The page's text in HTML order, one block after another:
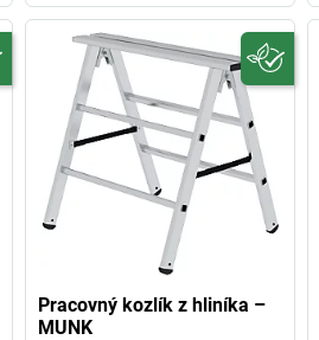
Pracovný kozlík z hliníka –
MUNK